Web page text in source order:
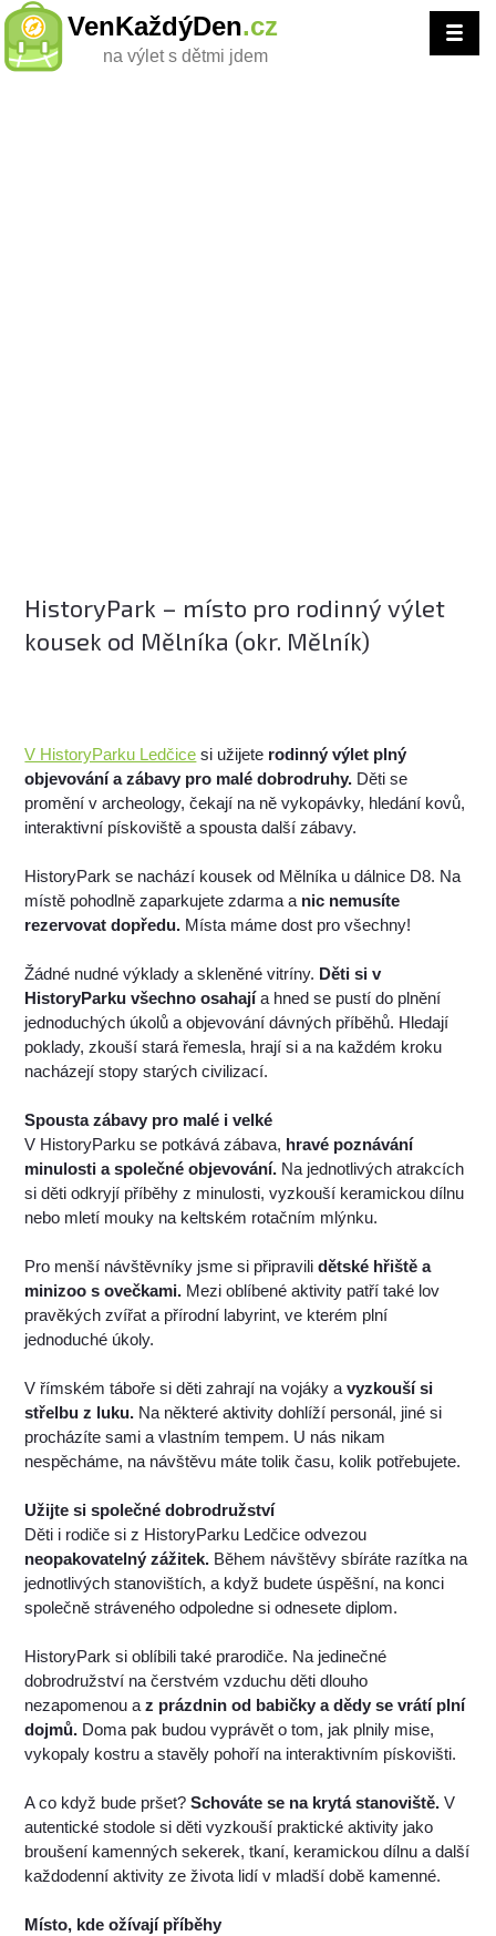
VenKaždýDen.cz
na výlet s dětmi jdem
HistoryPark – místo pro rodinný výlet
kousek od Mělníka (okr. Mělník)
V HistoryParku Ledčice si užijete rodinný výlet plný
objevování a zábavy pro malé dobrodruhy. Děti se
promění v archeology, čekají na ně vykopávky, hledání kovů,
interaktivní pískoviště a spousta další zábavy.
HistoryPark se nachází kousek od Mělníka u dálnice D8. Na
místě pohodlně zaparkujete zdarma a nic nemusíte
rezervovat dopředu. Místa máme dost pro všechny!
Žádné nudné výklady a skleněné vitríny. Děti si v
HistoryParku všechno osahajía hned se pustí do plnění
jednoduchých úkolů a objevování dávných příběhů. Hledají
poklady, zkouší stará řemesla, hrají si a na každém kroku
nacházejí stopy starých civilizací.
Spousta zábavy pro malé i velké
V HistoryParku se potkává zábava, hravé poznávání
minulosti a společné objevování. Na jednotlivých atrakcích
si děti odkryjí příběhy z minulosti, vyzkouší keramickou dílnu
nebo mletí mouky na keltském rotačním mlýnku.
Pro menší návštěvníky jsme si připravilidětské hřiště a
minizoo s ovečkami. Mezi oblíbené aktivity patří také lov
pravěkých zvířat a přírodní labyrint, ve kterém plní
jednoduché úkoly.
V římském táboře si děti zahrají na vojáky avyzkouší si
střelbu z luku. Na některé aktivity dohlíží personál, jiné si
procházíte sami a vlastním tempem. U nás nikam
nespěcháme, na návštěvu máte tolik času, kolik potřebujete.
Užijte si společné dobrodružství
Děti i rodiče si z HistoryParku Ledčice odvezou
neopakovatelný zážitek. Během návštěvy sbíráte razítka na
jednotlivých stanovištích, a když budete úspěšní, na konci
společně stráveného odpoledne si odnesete diplom.
HistoryPark si oblíbili také prarodiče. Na jedinečné
dobrodružství na čerstvém vzduchu děti dlouho
nezapomenou az prázdnin od babičky a dědy se vrátí plní
dojmů. Doma pak budou vyprávět o tom, jak plnily mise,
vykopaly kostru a stavěly pohoří na interaktivním pískovišti.
A co když bude pršet?Schováte se na krytá stanoviště. V
autentické stodole si děti vyzkouší praktické aktivity jako
broušení kamenných sekerek, tkaní, keramickou dílnu a další
každodenní aktivity ze života lidí v mladší době kamenné.
Místo, kde ožívají příběhy